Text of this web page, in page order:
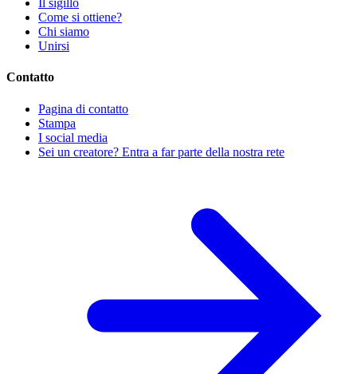
Il sigillo
Come si ottiene?
Chi siamo
Unirsi
Contatto
Pagina di contatto
Stampa
I social media
Sei un creatore? Entra a far parte della nostra rete